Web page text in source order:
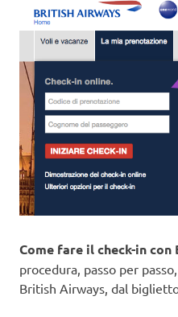
Come fare il check-in
procedura, passo per
British Airways, dal